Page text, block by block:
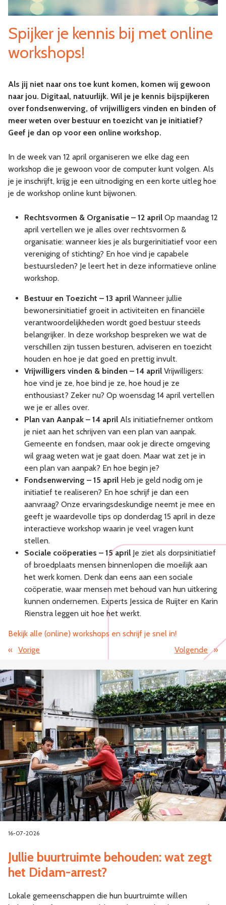
Spijker je kennis bij met online
workshops!
Als jij niet naar ons toe kunt komen, komen wij gewoon
naar jou. Digitaal, natuurlijk. Wil je je kennis bijspijkeren
over fondsenwerving, of vrijwilligers vinden en binden of
meer weten over bestuur en toezicht van je initiatief?
Geef je dan op voor een online workshop.
In de week van 12 april organiseren we elke dag een
workshop die je gewoon voor de computer kunt volgen. Als
je je inschrijft, krijg je een uitnodiging en een korte uitleg hoe
je de workshop online kunt bijwonen.
Rechtsvormen & Organisatie – 12 april Op maandag 12
april vertellen we je alles over rechtsvormen &
organisatie: wanneer kies je als burgerinitiatief voor een
vereniging of stichting? En hoe vind je capabele
bestuursleden? Je leert het in deze informatieve online
workshop.
Bestuur en Toezicht – 13 april Wanneer jullie
bewonersinitiatief groeit in activiteiten en financiële
verantwoordelijkheden wordt goed bestuur steeds
belangrijker. In deze workshop bespreken we wat de
verschillen zijn tussen besturen, adviseren en toezicht
houden en hoe je dat goed en prettig invult.
Vrijwilligers vinden & binden – 14 april Vrijwilligers:
hoe vind je ze, hoe bind je ze, hoe houd je ze
enthousiast? Zeker nu? Op woensdag 14 april vertellen
we je er alles over.
Plan van Aanpak – 14 april Als initiatiefnemer ontkom
je niet aan het schrijven van een plan van aanpak.
Gemeente en fondsen, maar ook je directe omgeving
wil graag weten wat je gaat doen. Maar wat zet je in
een plan van aanpak? En hoe begin je?
Fondsenwerving – 15 april Heb je geld nodig om je
initiatief te realiseren? En hoe schrijf je dan een
aanvraag? Onze ervaringsdeskundige neemt je mee en
geeft je waardevolle tips op donderdag 15 april in deze
interactieve workshop waarin je veel vragen kunt
stellen.
Sociale coöperaties – 15 april Je ziet als dorpsinitiatief
of broedplaats mensen binnenlopen die moeilijk aan
het werk komen. Denk dan eens aan een sociale
coöperatie, waar mensen met behoud van hun uitkering
kunnen ondernemen. Experts Jessica de Ruijter en Karin
Rienstra leggen uit hoe het werkt.
Bekijk alle (online) workshops en schrijf je snel in!
« Vorige Volgende »
16-07-2026
Jullie buurtruimte behouden: wat zegt
het Didam-arrest?
Lokale gemeenschappen die hun buurtruimte willen